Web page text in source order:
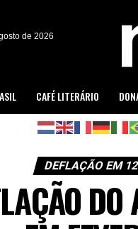
de 2026
CAFÉ LITERÁRIO
DEFLAÇÃO EM